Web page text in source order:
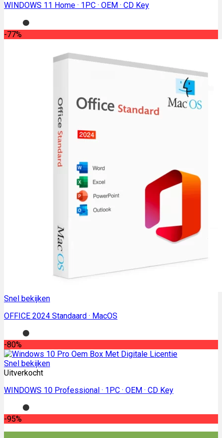
WINDOWS 11 Home · 1PC · OEM · CD Key
-77%
Snel bekijken
OFFICE 2024 Standaard · MacOS
-80%
Snel bekijken
Uitverkocht
WINDOWS 10 Professional · 1PC · OEM · CD Key
-95%